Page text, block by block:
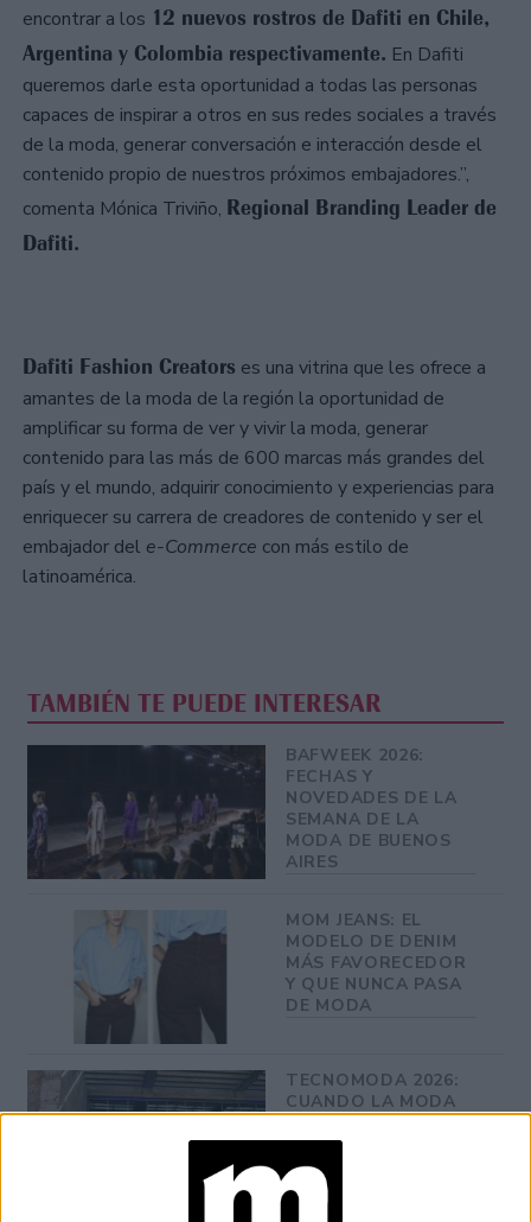
encontrar a los 12 nuevos rostros de Dafiti en Chile,
Argentina y Colombia respectivamente. En Dafiti
queremos darle esta oportunidad a todas las personas
capaces de inspirar a otros en sus redes sociales a través
de la moda, generar conversación e interacción desde el
contenido propio de nuestros próximos embajadores.”,
comenta Mónica Triviño, Regional Branding Leader de
Dafiti.
Dafiti Fashion Creators es una vitrina que les ofrece a
amantes de la moda de la región la oportunidad de
amplificar su forma de ver y vivir la moda, generar
contenido para las más de 600 marcas más grandes del
país y el mundo, adquirir conocimiento y experiencias para
enriquecer su carrera de creadores de contenido y ser el
embajador del e-Commerce con más estilo de
latinoamérica.
TAMBIÉN TE PUEDE INTERESAR
BAFWEEK 2026:
FECHAS Y
NOVEDADES DE LA
SEMANA DE LA
MODA DE BUENOS
AIRES
MOM JEANS: EL
MODELO DE DENIM
MÁS FAVORECEDOR
Y QUE NUNCA PASA
DE MODA
TECNOMODA 2026:
CUANDO LA MODA
ARGENTINA SE
ENCUENTRA CON LA
IA